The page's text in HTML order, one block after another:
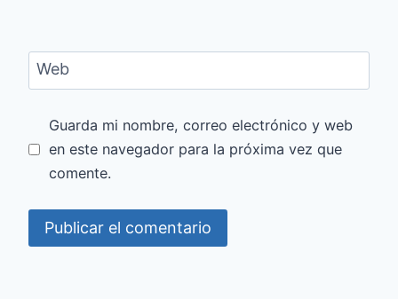
Web
Guarda mi nombre, correo electrónico y web
en este navegador para la próxima vez que
comente.